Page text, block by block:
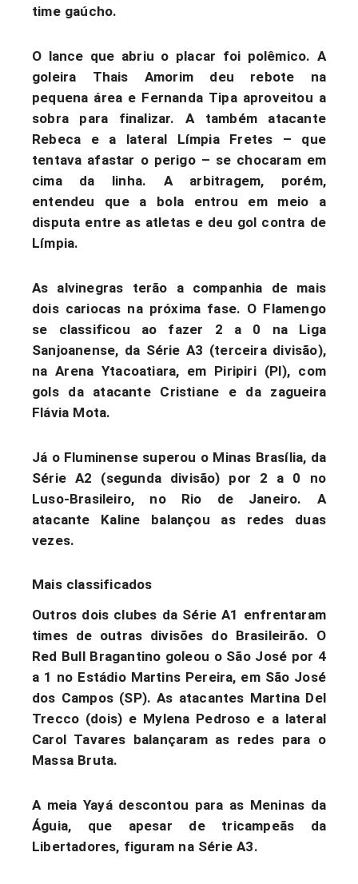
time gaúcho.
O lance que abriu o placar foi polêmico. A
goleira Thais Amorim deu rebote na
pequena área e Fernanda Tipa aproveitou a
sobra para finalizar. A também atacante
Rebeca e a lateral Límpia Fretes – que
tentava afastar o perigo – se chocaram em
cima da linha. A arbitragem, porém,
entendeu que a bola entrou em meio a
disputa entre as atletas e deu gol contra de
Límpia.
As alvinegras terão a companhia de mais
dois cariocas na próxima fase. O Flamengo
se classificou ao fazer 2 a 0 na Liga
Sanjoanense, da Série A3 (terceira divisão),
na Arena Ytacoatiara, em Piripiri (PI), com
gols da atacante Cristiane e da zagueira
Flávia Mota.
Já o Fluminense superou o Minas Brasília, da
Série A2 (segunda divisão) por 2 a 0 no
Luso-Brasileiro, no Rio de Janeiro. A
atacante Kaline balançou as redes duas
vezes.
Mais classificados
Outros dois clubes da Série A1 enfrentaram
times de outras divisões do Brasileirão. O
Red Bull Bragantino goleou o São José por 4
a 1 no Estádio Martins Pereira, em São José
dos Campos (SP). As atacantes Martina Del
Trecco (dois) e Mylena Pedroso e a lateral
Carol Tavares balançaram as redes para o
Massa Bruta.
A meia Yayá descontou para as Meninas da
Águia, que apesar de tricampeãs da
Libertadores, figuram na Série A3.